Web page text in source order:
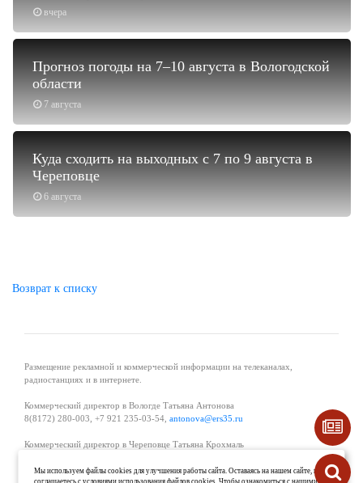
вчера
7 августа
Прогноз погоды на 7–10 августа в Вологодской
области
6 августа
Куда сходить на выходных с 7 по 9 августа в
Череповце
Возврат к списку
Размещение рекламной и коммерческой информации на телеканалах,
радиостанциях и в интернете.
Коммерческий директор в Вологде Татьяна Антонова
8(8172) 280-003, +7 921 235-03-54, antonova@ers35.ru
Коммерческий директор в Череповце Татьяна Крохмаль
Мы используем файлы cookies для улучшения работы сайта. Оставаясь на нашем сайте, вы
соглашаетесь с условиями использования файлов cookies. Чтобы ознакомиться с нашими